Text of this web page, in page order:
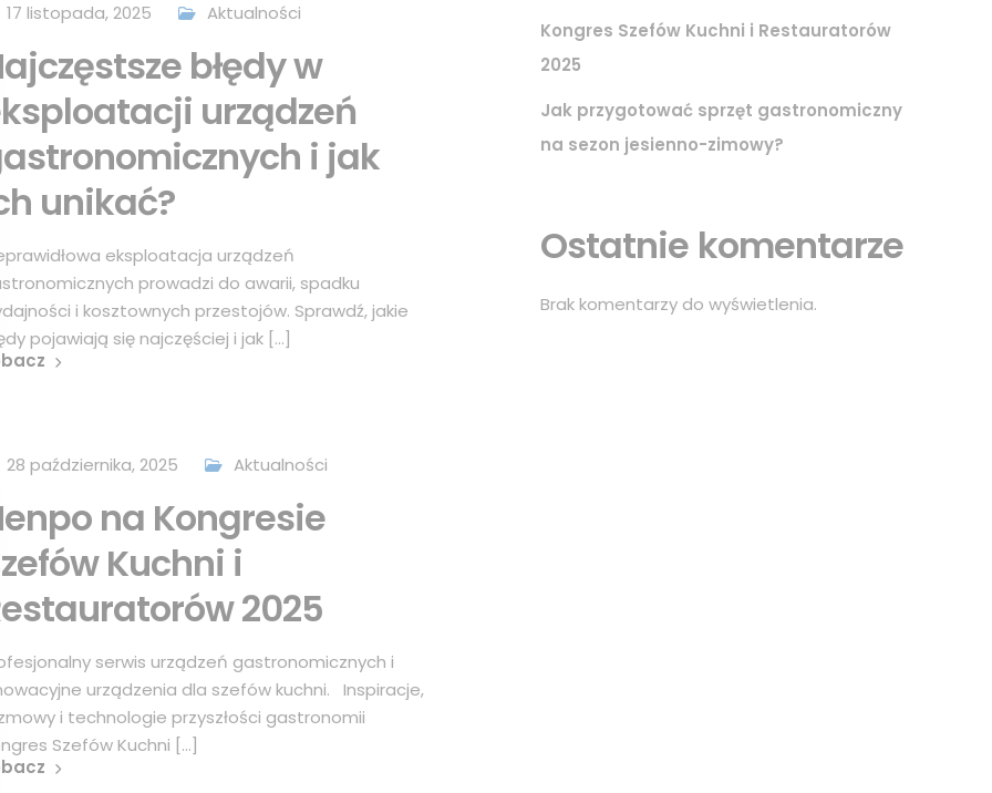
17 listopada, 2025 Aktualności
błędy w
urządzeń
i jak
unikać?
eksploatacja urządzeń
prowadzi do awarii, spadku
i kosztownych przestojów. Sprawdź, jakie
pojawiają się najczęściej i jak [...]
28 października, 2025 Aktualności
na Kongresie
Kuchni i
2025
serwis urządzeń gastronomicznych i
urządzenia dla szefów kuchni. Inspiracje,
i technologie przyszłości gastronomii
Szefów Kuchni [...]
Kongres Szefów Kuchni i Restauratorów
2025
Jak przygotować sprzęt gastronomiczny
na sezon jesienno-zimowy?
Ostatnie komentarze
Brak komentarzy do wyświetlenia.